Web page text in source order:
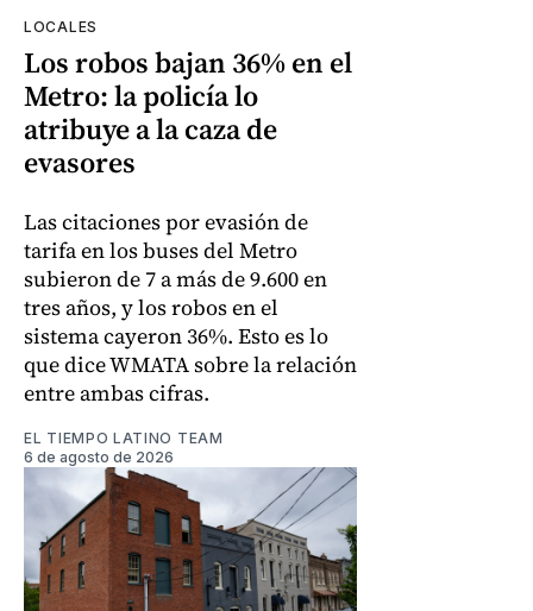
LOCALES
Los robos bajan 36% en el
Metro: la policía lo
atribuye a la caza de
evasores
Las citaciones por evasión de
tarifa en los buses del Metro
subieron de 7 a más de 9.600 en
tres años, y los robos en el
sistema cayeron 36%. Esto es lo
que dice WMATA sobre la relación
entre ambas cifras.
EL TIEMPO LATINO TEAM
6 de agosto de 2026